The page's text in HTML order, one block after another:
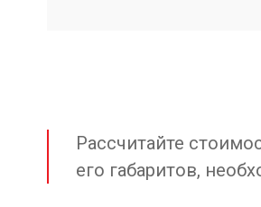
Рассчитайте
его габаритов,